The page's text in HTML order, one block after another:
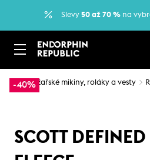
Slevy 50 až 70 % na
-40%
… Lyžařské mikiny, roláky a vesty
SCOTT